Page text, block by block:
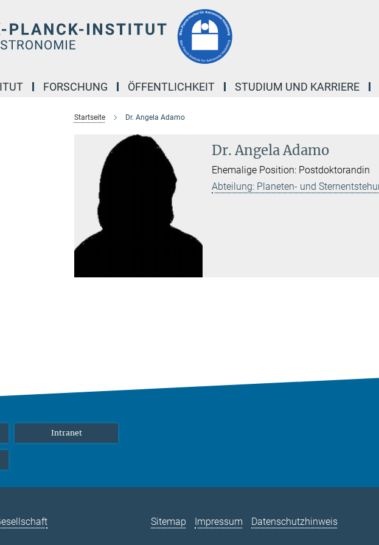
FORSCHUNG ÖFFENTLICHKEIT STUDIUM UND KARRIERE
Startseite Dr. Angela Adamo
Dr. Angela Adamo
Ehemalige Position: Postdoktorandin
Abteilung: Planeten- und
Intranet
Sitemap Impressum Datenschutzhinweis